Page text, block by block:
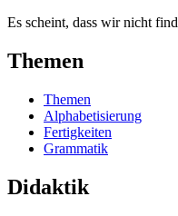
Es scheint, dass wir nicht
Themen
Themen
Alphabetisierung
Fertigkeiten
Grammatik
Didaktik